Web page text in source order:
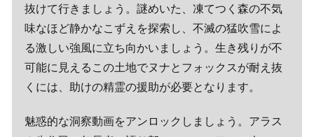
抜けて行きましょう。謎めいた、凍てつく森の不気
味なほど静かなこずえを探索し、不滅の猛吹雪によ
る激しい強風に立ち向かいましょう。生き残りが不
可能に見えるこの土地でヌナとフォックスが耐え抜
くには、助けの精霊の援助が必要となります。
魅惑的な洞察動画をアンロックしましょう。アラス